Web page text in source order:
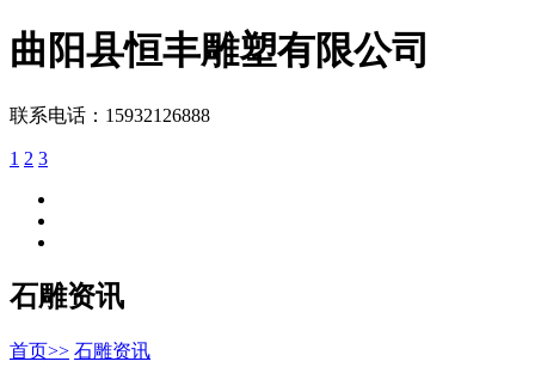
曲阳县恒丰雕塑有限公司
联系电话：15932126888
1 2 3
石雕资讯
首页>> 石雕资讯